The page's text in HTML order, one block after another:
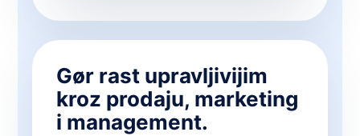
Gør rast upravljivijim
kroz prodaju, marketing
i management.